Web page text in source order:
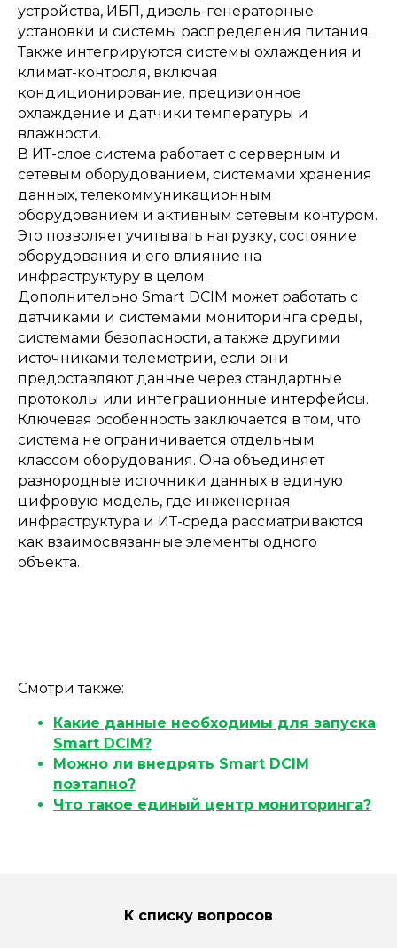
устройства, ИБП, дизель-генераторные
установки и системы распределения питания.
Также интегрируются системы охлаждения и
климат-контроля, включая
кондиционирование, прецизионное
охлаждение и датчики температуры и
влажности.
В ИТ-слое система работает с серверным и
сетевым оборудованием, системами хранения
данных, телекоммуникационным
оборудованием и активным сетевым контуром.
Это позволяет учитывать нагрузку, состояние
оборудования и его влияние на
инфраструктуру в целом.
Дополнительно Smart DCIM может работать с
датчиками и системами мониторинга среды,
системами безопасности, а также другими
источниками телеметрии, если они
предоставляют данные через стандартные
протоколы или интеграционные интерфейсы.
Ключевая особенность заключается в том, что
система не ограничивается отдельным
классом оборудования. Она объединяет
разнородные источники данных в единую
цифровую модель, где инженерная
инфраструктура и ИТ-среда рассматриваются
как взаимосвязанные элементы одного
объекта.
Смотри также:
Какие данные необходимы для запуска
Smart DCIM?
Можно ли внедрять Smart DCIM
поэтапно?
Что такое единый центр мониторинга?
К списку вопросов